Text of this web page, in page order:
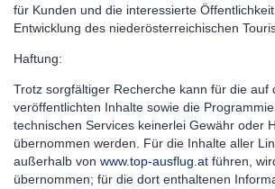
für Kunden und die interessierte
Entwicklung des niederösterreichischen
Haftung:
Trotz sorgfältiger Recherche kann für die auf
veröffentlichten Inhalte sowie die
technischen Services keinerlei Gewähr oder
übernommen werden. Für die Inhalte aller
außerhalb von www.top-ausflug.at führen,
übernommen; für die dort enthaltenen